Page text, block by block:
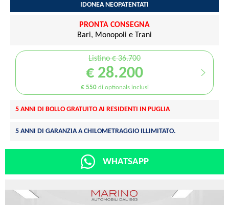
IDONEA NEOPATENTATI
PRONTA CONSEGNA
Bari, Monopoli e Trani
Listino € 36.700
€ 28.200
€ 550di optionals inclusi
5 ANNI DI BOLLO GRATUITO AI RESIDENTI IN PUGLIA
5 ANNI DI GARANZIA A CHILOMETRAGGIO ILLIMITATO.
WHATSAPP